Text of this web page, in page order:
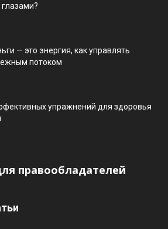
— это энергия, как управлять
потоком
упражнений для здоровья
правообладателей